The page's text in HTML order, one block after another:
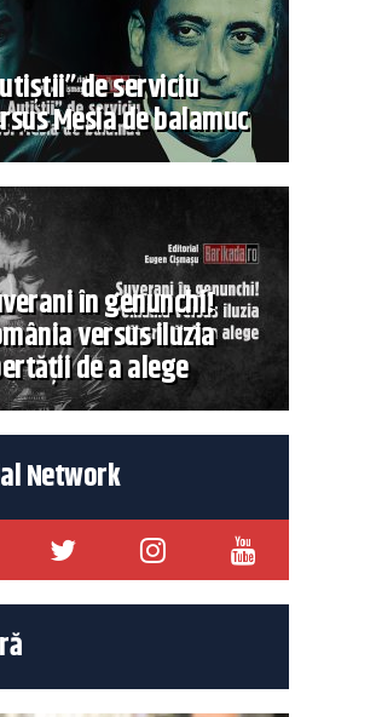
de serviciu
Mesia de balamuc
în genunchi!
versus iluzia
de a alege
Network